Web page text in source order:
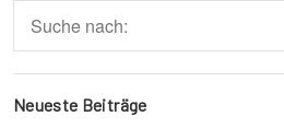
Neueste Beiträge